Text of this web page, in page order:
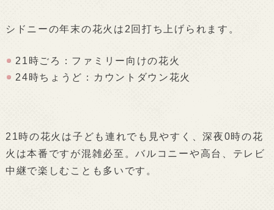
シドニーの年末の花火は2回打ち上げられます。
21時ごろ：ファミリー向けの花火
24時ちょうど：カウントダウン花火
21時の花火は子ども連れでも見やすく、深夜0時の花
火は本番ですが混雑必至。バルコニーや高台、テレビ
中継で楽しむことも多いです。